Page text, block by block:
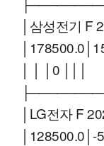
│삼성전기 F
│ │ │0 │││
│LG전자 F
│128500.0│-